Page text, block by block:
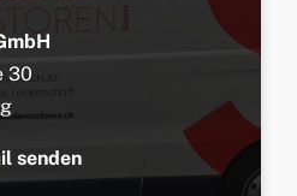
30
senden